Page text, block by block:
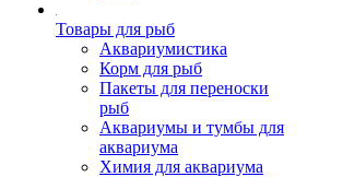
Товары для рыб
Аквариумистика
Корм для рыб
Пакеты для переноски
рыб
Аквариумы и тумбы для
аквариума
Химия для аквариума